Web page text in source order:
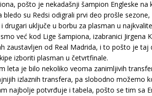
pošto je nekadašnji šampion Engleske
bledo su Redsi odigrali prvi deo prošle
i drugari uključe u borbu za plasman u
već kod Lige šampiona, izabranici
zaustavljen od Real Madrida, i to pošto je
izboriti plasman u četvrtfinale.
leta je bilo nekoliko veoma zanimljivih
izlaznih transfera, pa slobodno možemo
najbolje potvrđuje i tabela, pošto se tim sa